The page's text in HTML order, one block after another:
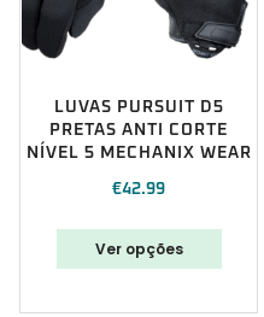
LUVAS PURSUIT D5
PRETAS ANTI CORTE
NÍVEL 5 MECHANIX WEAR
€42.99
Ver opções